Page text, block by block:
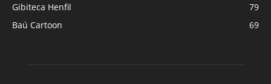
Gibiteca Henfil
79
Baú Cartoon
69